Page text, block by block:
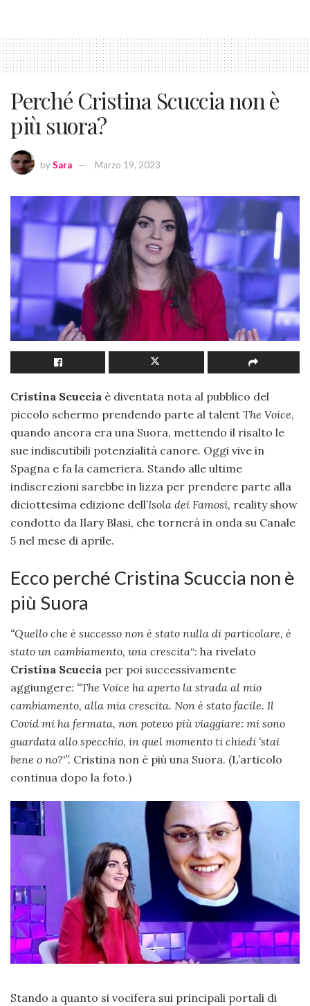
Perché Cristina Scuccia non è
più suora?
bySara Marzo 19, 2023
Cristina Scuccia è diventata nota al pubblico del
piccolo schermo prendendo parte al talent The Voice,
quando ancora era una Suora, mettendo il risalto le
sue indiscutibili potenzialità canore. Oggi vive in
Spagna e fa la cameriera. Stando alle ultime
indiscrezioni sarebbe in lizza per prendere parte alla
diciottesima edizione dell’Isola dei Famosi, reality show
condotto da Ilary Blasi, che tornerà in onda su Canale
5 nel mese di aprile.
Ecco perché Cristina Scuccia non è
più Suora
“Quello che è successo non è stato nulla di particolare, è
stato un cambiamento, una crescita“: ha rivelato
Cristina Scuccia per poi successivamente
aggiungere: “The Voice ha aperto la strada al mio
cambiamento, alla mia crescita. Non è stato facile. Il
Covid mi ha fermata, non potevo più viaggiare: mi sono
guardata allo specchio, in quel momento ti chiedi ‘stai
bene o no?'”. Cristina non è più una Suora. (L’articolo
continua dopo la foto.)
Stando a quanto si vocifera sui principali portali di